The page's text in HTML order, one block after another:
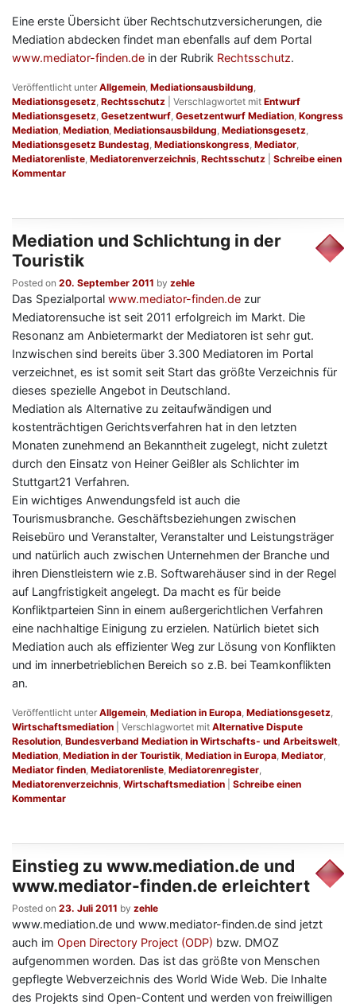
Eine erste Übersicht über Rechtschutzversicherungen, die
Mediation abdecken findet man ebenfalls auf dem Portal
www.mediator-finden.de in der Rubrik Rechtsschutz.
Veröffentlicht unter Allgemein, Mediationsausbildung,
Mediationsgesetz, Rechtsschutz Verschlagwortet mit Entwurf
Mediationsgesetz, Gesetzentwurf, Gesetzentwurf Mediation, Kongress
Mediation, Mediation, Mediationsausbildung, Mediationsgesetz,
Mediationsgesetz Bundestag, Mediationskongress, Mediator,
Mediatorenliste, Mediatorenverzeichnis, Rechtsschutz
Schreibe einen
Kommentar
Mediation und Schlichtung in der
Touristik
Posted on 20. September 2011 by zehle
Das Spezialportal www.mediator-finden.de zur
Mediatorensuche ist seit 2011 erfolgreich im Markt. Die
Resonanz am Anbietermarkt der Mediatoren ist sehr gut.
Inzwischen sind bereits über 3.300 Mediatoren im Portal
verzeichnet, es ist somit seit Start das größte Verzeichnis für
dieses spezielle Angebot in Deutschland.
Mediation als Alternative zu zeitaufwändigen und
kostenträchtigen Gerichtsverfahren hat in den letzten
Monaten zunehmend an Bekanntheit zugelegt, nicht zuletzt
durch den Einsatz von Heiner Geißler als Schlichter im
Stuttgart21 Verfahren.
Ein wichtiges Anwendungsfeld ist auch die
Tourismusbranche. Geschäftsbeziehungen zwischen
Reisebüro und Veranstalter, Veranstalter und Leistungsträger
und natürlich auch zwischen Unternehmen der Branche und
ihren Dienstleistern wie z.B. Softwarehäuser sind in der Regel
auf Langfristigkeit angelegt. Da macht es für beide
Konfliktparteien Sinn in einem außergerichtlichen Verfahren
eine nachhaltige Einigung zu erzielen. Natürlich bietet sich
Mediation auch als effizienter Weg zur Lösung von Konflikten
und im innerbetrieblichen Bereich so z.B. bei Teamkonflikten
an.
Veröffentlicht unter Allgemein, Mediation in Europa, Mediationsgesetz,
Wirtschaftsmediation
Verschlagwortet mit Alternative Dispute
Resolution, Bundesverband Mediation in Wirtschafts- und Arbeitswelt,
Mediation, Mediation in der Touristik, Mediation in Europa, Mediator,
Mediator finden, Mediatorenliste, Mediatorenregister,
Mediatorenverzeichnis, Wirtschaftsmediation
Schreibe einen
Kommentar
Einstieg zu www.mediation.de und
www.mediator-finden.de erleichtert
Posted on 23. Juli 2011 by zehle
www.mediation.de und www.mediator-finden.de sind jetzt
auch im Open Directory Project (ODP) bzw. DMOZ
aufgenommen worden. Das ist das größte von Menschen
gepflegte Webverzeichnis des World Wide Web. Die Inhalte
des Projekts sind Open-Content und werden von freiwilligen